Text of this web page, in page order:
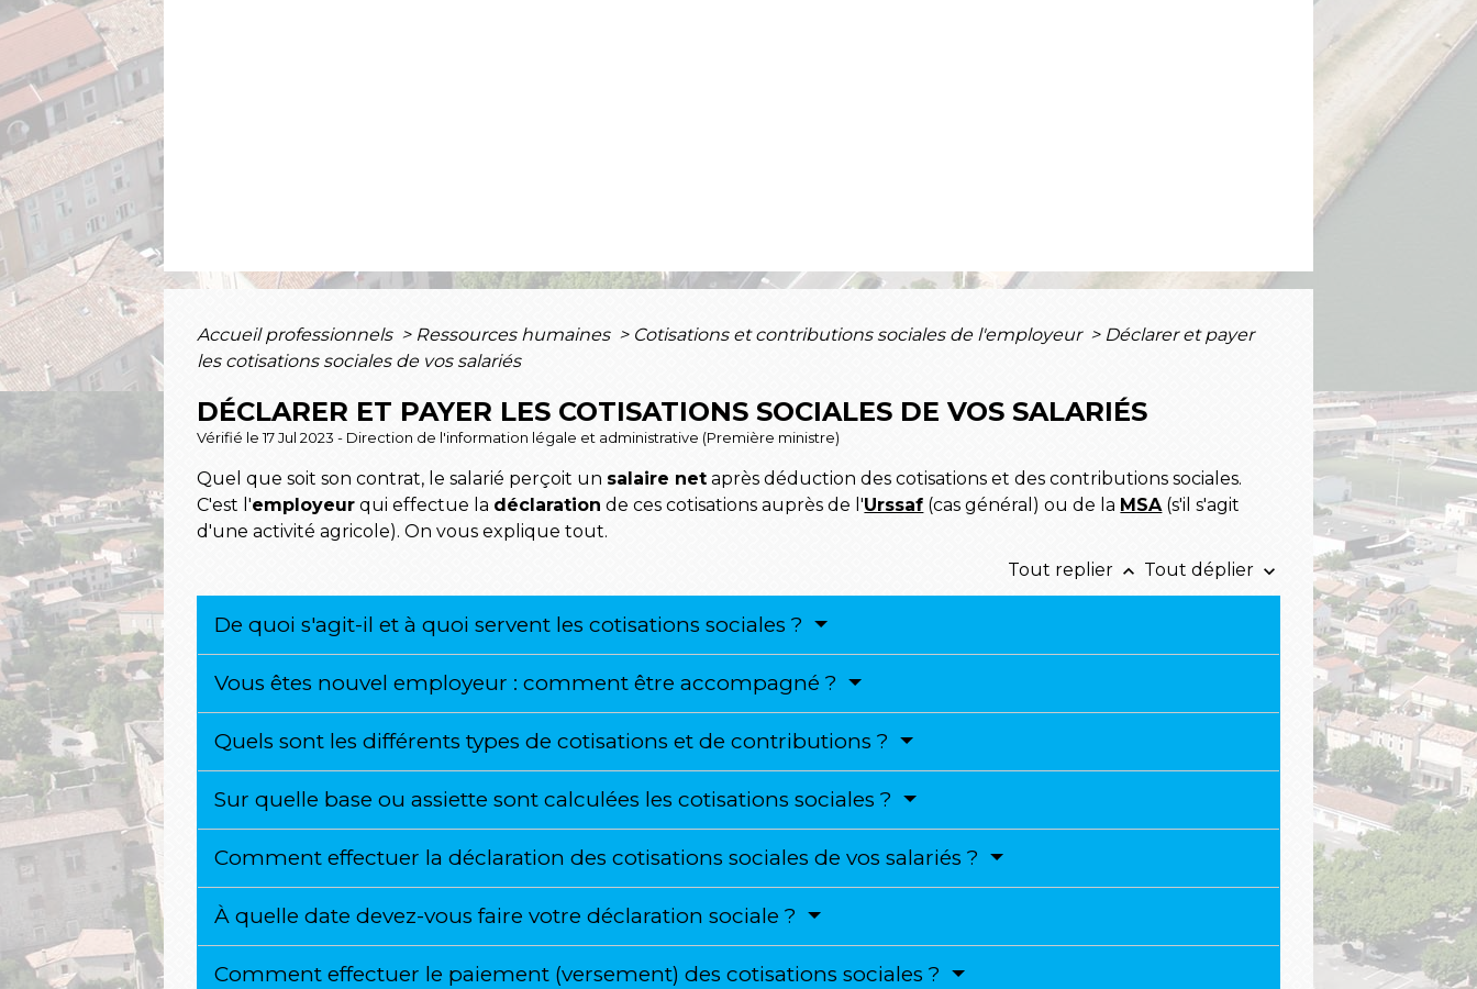
Accueil professionnels > Ressources humaines > Cotisations et contributions sociales de l'employeur > Déclarer et payer
les cotisations sociales de vos salariés
DÉCLARER ET PAYER LES COTISATIONS SOCIALES DE VOS SALARIÉS
Vérifié le 17 Jul 2023 - Direction de l'information légale et administrative (Première ministre)
Quel que soit son contrat, le salarié perçoit un salaire net après déduction des cotisations et des contributions sociales.
C'est l'employeur qui effectue la déclaration de ces cotisations auprès de l'Urssaf (cas général) ou de la MSA(s'il s'agit
d'une activité agricole). On vous explique tout.
Tout replier keyboard_arrow_up Tout déplier keyboard_arrow_down
De quoi s'agit-il et à quoi servent les cotisations sociales ?
Vous êtes nouvel employeur : comment être accompagné ?
Quels sont les différents types de cotisations et de contributions ?
Sur quelle base ou assiette sont calculées les cotisations sociales ?
Comment effectuer la déclaration des cotisations sociales de vos salariés ?
À quelle date devez-vous faire votre déclaration sociale ?
Comment effectuer le paiement (versement) des cotisations sociales ?